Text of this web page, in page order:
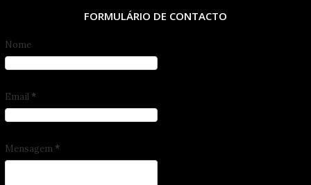
FORMULÁRIO DE CONTACTO
Nome
Email *
Mensagem *